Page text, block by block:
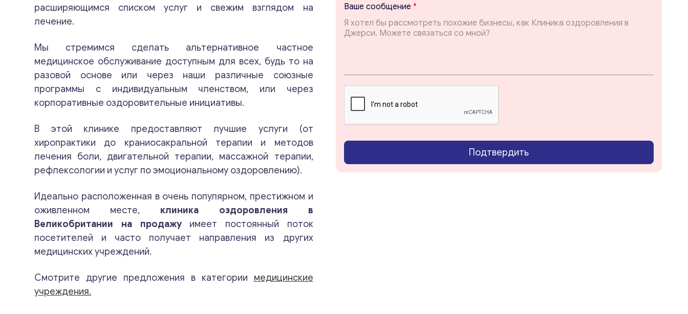
Консультация
Отправьте нам запрос, и мы свяжемся с вами в
расширяющимся списком услуг и свежим взглядом на
лечение.
Мы стремимся сделать альтернативное частное
медицинское обслуживание доступным для всех, будь то на
разовой основе или через наши различные союзные
программы с индивидуальным членством, или через
корпоративные оздоровительные инициативы.
В этой клинике предоставляют лучшие услуги (от
хиропрактики до краниосакральной терапии и методов
лечения боли, двигательной терапии, массажной терапии,
рефлексологии и услуг по эмоциональному оздоровлению).
Идеально расположенная в очень популярном, престижном и
оживленном месте, клиника оздоровления в
Великобритании на продажуимеет постоянный поток
посетителей и часто получает направления из других
медицинских учреждений.
Смотрите другие предложения в категории медицинские
учреждения.
В
а
ш
е
Ваше сообщение *
Подтвердить